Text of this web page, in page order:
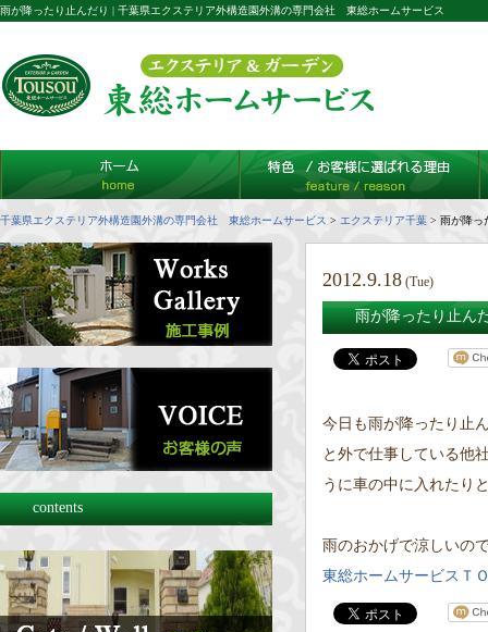
雨が降ったり止んだり | 千葉県エクステリア外構造園外溝の専門会社 東総ホームサービス
千葉県エクステリア外構造園外溝の専門会社 東総ホームサービス > エクステリア千葉 > 雨が降っ
2012.9.18 (Tue)
雨が降ったり止ん
今日も雨が降ったり止
と外で仕事している他
うに車の中に入れたり
雨のおかげで涼しいの
東総ホームサービスＴ
contents